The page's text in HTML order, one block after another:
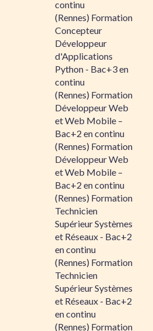
continu
(Rennes) Formation
Concepteur
Développeur
d'Applications
Python - Bac+3 en
continu
(Rennes) Formation
Développeur Web
et Web Mobile –
Bac+2 en continu
(Rennes) Formation
Développeur Web
et Web Mobile –
Bac+2 en continu
(Rennes) Formation
Technicien
Supérieur Systèmes
et Réseaux - Bac+2
en continu
(Rennes) Formation
Technicien
Supérieur Systèmes
et Réseaux - Bac+2
en continu
(Rennes) Formation